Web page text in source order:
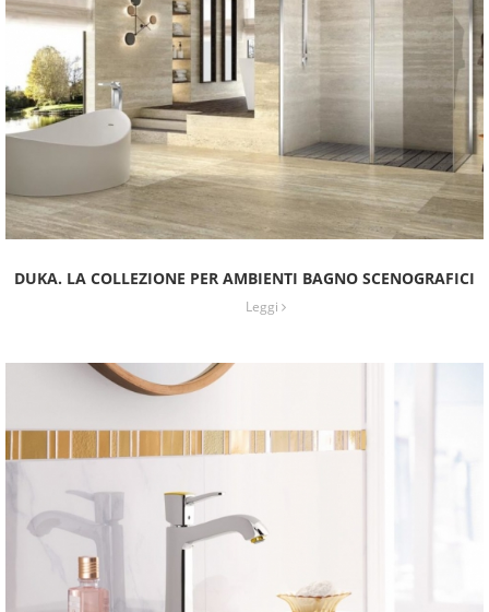
DUKA. LA COLLEZIONE PER AMBIENTI BAGNO SCENOGRAFICI
Leggi